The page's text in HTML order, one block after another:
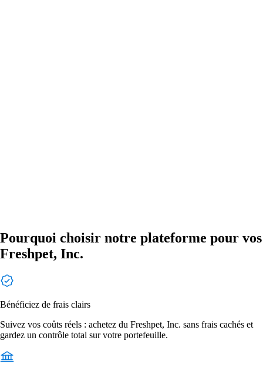
Pourquoi choisir notre plateforme pour vos
Freshpet, Inc.
Bénéficiez de frais clairs
Suivez vos coûts réels : achetez du Freshpet, Inc. sans frais cachés et
gardez un contrôle total sur votre portefeuille.